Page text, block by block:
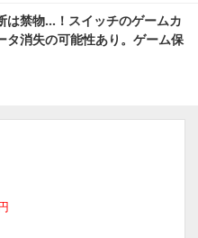
は禁物…！スイッチのゲームカ
タ消失の可能性あり。ゲーム保